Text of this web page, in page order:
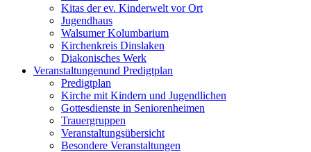
Kitas der ev. Kinderwelt vor Ort
Jugendhaus
Walsumer Kolumbarium
Kirchenkreis Dinslaken
Diakonisches Werk
Veranstaltungenund Predigtplan
Predigtplan
Kirche mit Kindern und Jugendlichen
Gottesdienste in Seniorenheimen
Trauergruppen
Veranstaltungsübersicht
Besondere Veranstaltungen